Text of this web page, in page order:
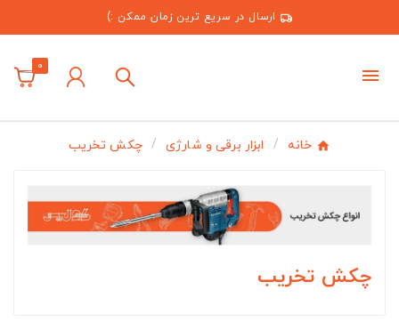
ارسال در سریع ترین زمان ممکن :)
0
خانه ابزار برقی و شارژی چکش تخریب
چکش تخریب